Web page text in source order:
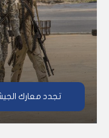
تجدد معارك